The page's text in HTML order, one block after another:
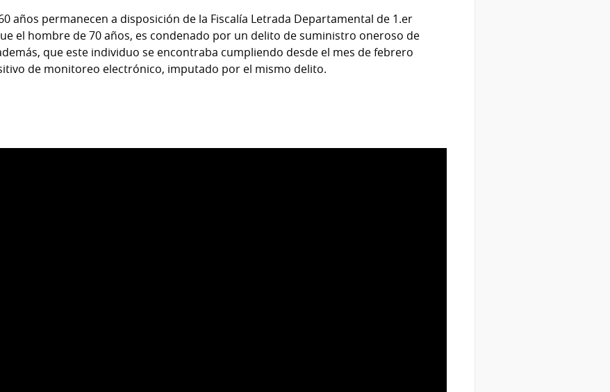
años permanecen a disposición de la Fiscalía Letrada Departamental de 1.er
el hombre de 70 años, es condenado por un delito de suministro oneroso de
que este individuo se encontraba cumpliendo desde el mes de febrero
de monitoreo electrónico, imputado por el mismo delito.